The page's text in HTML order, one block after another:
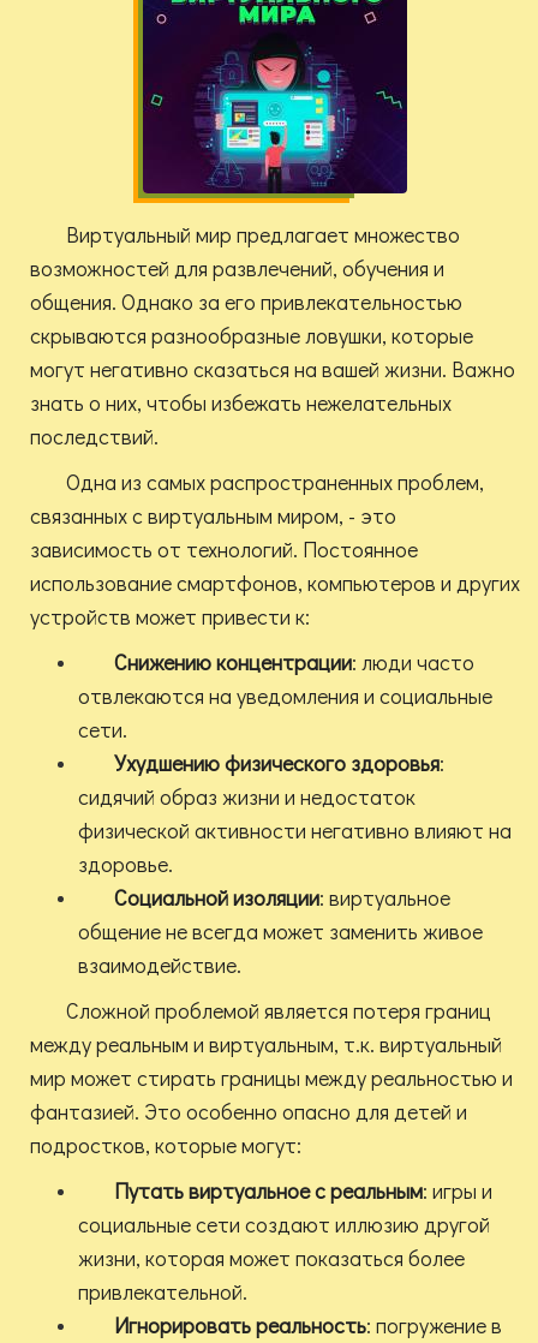
Виртуальный мир предлагает множество
возможностей для развлечений, обучения и
общения. Однако за его привлекательностью
скрываются разнообразные ловушки, которые
могут негативно сказаться на вашей жизни. Важно
знать о них, чтобы избежать нежелательных
последствий.
Одна из самых распространенных проблем,
связанных с виртуальным миром, - это
зависимость от технологий. Постоянное
использование смартфонов, компьютеров и других
устройств может привести к:
Снижению концентрации: люди часто
отвлекаются на уведомления и социальные
сети.
Ухудшению физического здоровья:
сидячий образ жизни и недостаток
физической активности негативно влияют на
здоровье.
Социальной изоляции: виртуальное
общение не всегда может заменить живое
взаимодействие.
Сложной проблемой является потеря границ
между реальным и виртуальным, т.к. виртуальный
мир может стирать границы между реальностью и
фантазией. Это особенно опасно для детей и
подростков, которые могут:
Путать виртуальное с реальным: игры и
социальные сети создают иллюзию другой
жизни, которая может показаться более
привлекательной.
Игнорировать реальность: погружение в